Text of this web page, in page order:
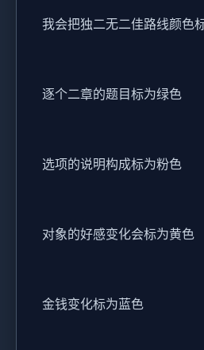
我会把独二无二佳路线颜色
逐个二章的题目标为绿色
选项的说明构成标为粉色
对象的好感变化会标为黄色
金钱变化标为蓝色